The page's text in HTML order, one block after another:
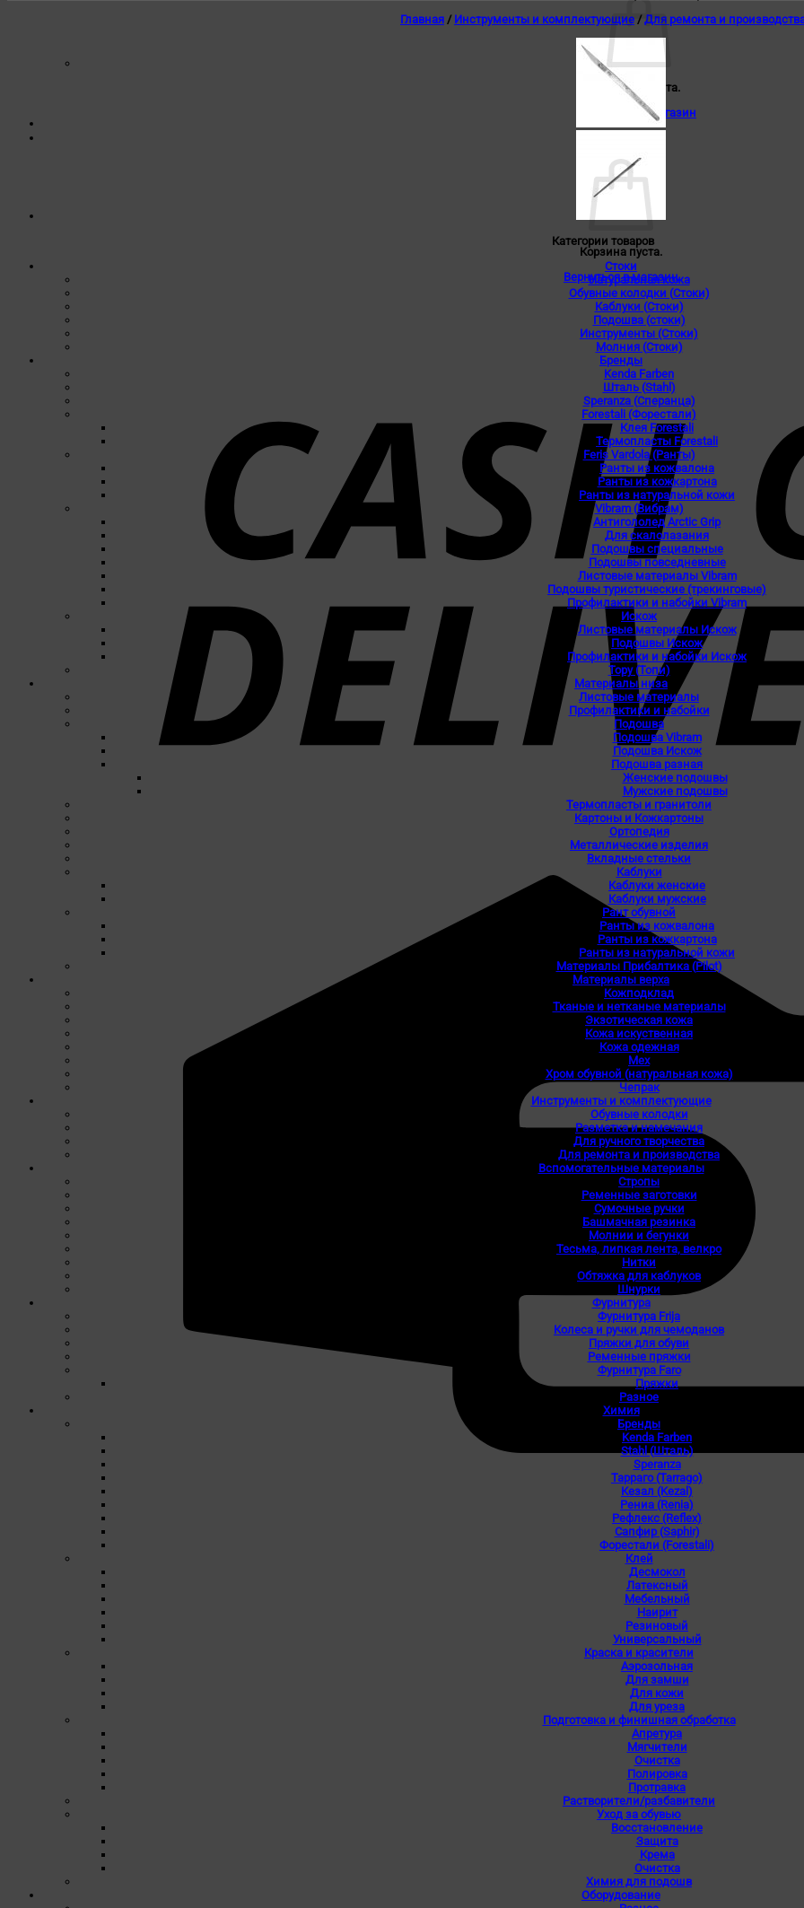
Корзина пуста.
Вернуться в магазин
Корзина пуста.
Вернуться в магазин
Главная / Инструменты и комплектующие / Для ремонта и
Категории товаров
Стоки
Натуральная кожа
Обувные колодки (Стоки)
Каблуки (Стоки)
Подошва (стоки)
Инструменты (Стоки)
Молния (Стоки)
Бренды
Kenda Farben
Шталь (Stahl)
Speranza (Сперанца)
Forestali (Форестали)
Клея Forestali
Термопласты Forestali
Feris Vardola (Ранты)
Ранты из кожвалона
Ранты из кожкартона
Ранты из натуральной кожи
Vibram (Вибрам)
Антигололед Arctic Grip
Для скалолазания
Подошвы специальные
Подошвы повседневные
Листовые материалы Vibram
Подошвы туристические (трекинговые)
Профилактики и набойки Vibram
Искож
Листовые материалы Искож
Подошвы Искож
Профилактики и набойки Искож
Topy (Топи)
Материалы низа
Листовые материалы
Профилактики и набойки
Подошва
Подошва Vibram
Подошва Искож
Подошва разная
Женские подошвы
Мужские подошвы
Термопласты и гранитоли
Картоны и Кожкартоны
Ортопедия
Металлические изделия
Вкладные стельки
Каблуки
Каблуки женские
Каблуки мужские
Рант обувной
Ранты из кожвалона
Ранты из кожкартона
Ранты из натуральной кожи
Материалы Прибалтика (Pilot)
Материалы верха
Кожподклад
Тканые и нетканые материалы
Экзотическая кожа
Кожа искуственная
Кожа одежная
Мех
Хром обувной (натуральная кожа)
Чепрак
Инструменты и комплектующие
Обувные колодки
Разметка и намечания
Для ручного творчества
Для ремонта и производства
Вспомогательные материалы
Стропы
Ременные заготовки
Сумочные ручки
Башмачная резинка
Молнии и бегунки
Тесьма, липкая лента, велкро
Нитки
Обтяжка для каблуков
Шнурки
Фурнитура
Фурнитура Frija
Колеса и ручки для чемоданов
Пряжки для обуви
Ременные пряжки
Фурнитура Faro
Пряжки
Разное
Химия
Бренды
Kenda Farben
Stahl (Шталь)
Speranza
Тарраго (Tarrago)
Кезал (Kezal)
Рениа (Renia)
Рефлекс (Reflex)
Сапфир (Saphir)
Форестали (Forestali)
Клей
Десмокол
Латексный
Мебельный
Наирит
Резиновый
Универсальный
Краска и красители
Аэрозольная
Для замши
Для кожи
Для уреза
Подготовка и финишная обработка
Апретура
Мягчители
Очистка
Полировка
Протравка
Растворители/разбавители
Уход за обувью
Восстановление
Защита
Крема
Очистка
Химия для подошв
Оборудование